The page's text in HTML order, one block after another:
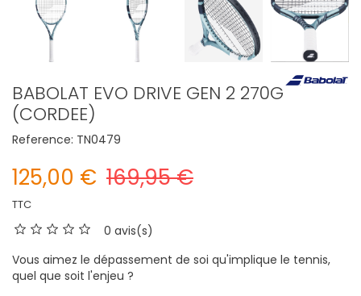
BABOLAT EVO DRIVE GEN 2 270G
(CORDEE)
Reference: TN0479
125,00 € 169,95 €
TTC
0 avis(s)
Vous aimez le dépassement de soi qu'implique le tennis,
quel que soit l'enjeu ?